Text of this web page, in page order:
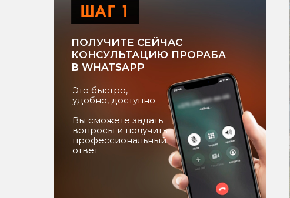
ПОЛУЧИТЕ СЕЙЧАС
КОНСУЛЬТАЦИЮ ПРОРАБА
В WHATSAPP
Это быстро,
удобно, доступно
Вы сможете задать
вопросы и получить
профессиональный
ответ